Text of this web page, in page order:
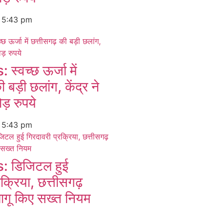
5:43 pm
स्वच्छ ऊर्जा में
बड़ी छलांग, केंद्र ने
रुपये
5:43 pm
डिजिटल हुई
छत्तीसगढ़
किए सख्त नियम